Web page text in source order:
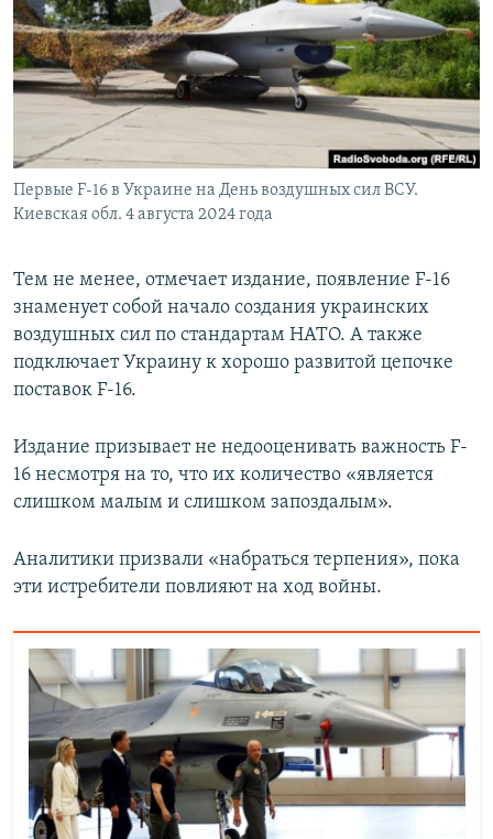
Первые F-16 в Украине на День воздушных сил ВСУ.
Киевская обл. 4 августа 2024 года
Тем не менее, отмечает издание, появление F-16
знаменует собой начало создания украинских
воздушных сил по стандартам НАТО. А также
подключает Украину к хорошо развитой цепочке
поставок F-16.
Издание призывает не недооценивать важность F-
16 несмотря на то, что их количество «является
слишком малым и слишком запоздалым».
Аналитики призвали «набраться терпения», пока
эти истребители повлияют на ход войны.